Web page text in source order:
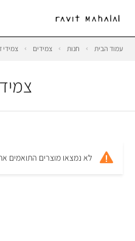
עמוד הבית חנות צמידים
לא נמצאו מוצרים התואמים